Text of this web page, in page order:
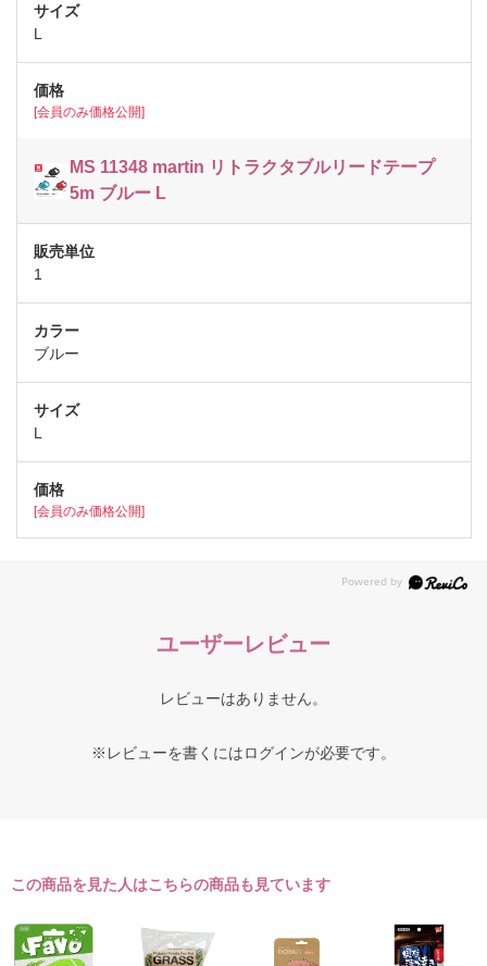
L
[会員のみ価格公開]
MS 11348 martin リトラクタブルリードテープ
5m ブルー L
1
ブルー
L
[会員のみ価格公開]
ユーザーレビュー
レビューはありません。
※レビューを書くにはログインが必要です。
この商品を見た人はこちらの商品も見ています